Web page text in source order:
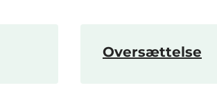
Oversættelse